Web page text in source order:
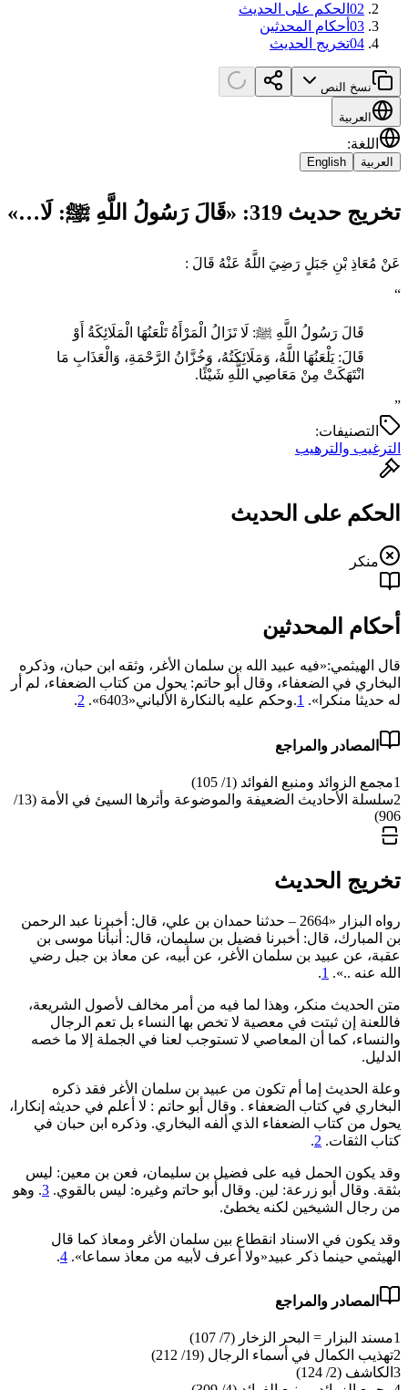
02 الحكم على الحديث
03 أحكام المحدثين
04تخريج الحديث
نسخ النص
العربية
اللغة:
العربية English
تخريج حديث 319: «قَالَ رَسُولُ اللَّهِ ﷺ: لَا…»
عَنْ مُعَاذِ بْنِ جَبَلٍ رَضِيَ اللَّهُ عَنْهُ قَالَ :
“
قَالَ رَسُولُ اللَّهِ ﷺ: لَا تَزَالُ الْمَرْأَةُ تَلْعَنُهَا الْمَلَائِكَةُ أَوْ
قَالَ: يَلْعَنُهَا اللَّهُ، وَمَلَائِكَتُهُ، وَخُزَّانُ الرَّحْمَةِ، وَالْعَذَابِ مَا
انْتَهَكَتْ مِنْ مَعَاصِي اللَّهِ شَيْئًا.
”
التصنيفات:
الترغيب والترهيب
الحكم على الحديث
منكر
أحكام المحدثين
قال الهيثمي:«فيه عبيد الله بن سلمان الأغر، وثقه ابن حبان، وذكره
البخاري في الضعفاء، وقال أبو حاتم: يحول من كتاب الضعفاء، لم أر
له حديثا منكرا». 1.وحكم عليه بالنكارة الألباني«‌‌6403». 2
.
المصادر والمراجع
1مجمع الزوائد ومنبع الفوائد (1/ 105)
2
سلسلة الأحاديث الضعيفة والموضوعة وأثرها السيئ في الأمة (13/
906)
تخريج الحديث
رواه البزار «2664 – حدثنا حمدان بن علي، قال: أخبرنا عبد الرحمن
بن المبارك، قال: أخبرنا فضيل بن سليمان، قال: أنبأنا موسى بن
عقبة، عن عبيد بن سلمان الأغر، عن أبيه، عن معاذ بن جبل رضي
الله عنه ..». 1
.
متن الحديث منكر، وهذا لما فيه من أمر مخالف لأصول الشريعة،
فاللعنة إن ثبتت في معصية لا تخص بها النساء بل تعم الرجال
والنساء، كما أن المعاصي لا تستوجب لعنا في الجملة إلا ما خصه
الدليل.
وعلة الحديث إما أم تكون من عبيد بن سلمان الأغر فقد ذكره
البخاري في كتاب الضعفاء . وقال أبو حاتم : لا أعلم في حديثه إنكارا،
يحول من كتاب الضعفاء الذي ألفه البخاري. وذكره ابن حبان في
كتاب الثقات. 2
.
وقد يكون الحمل فيه على فضيل بن سليمان، فعن بن معين: ليس
بثقة. وقال أبو زرعة: لين. وقال أبو حاتم وغيره: ليس بالقوي. 3. وهو
من رجال الشيخين لكنه يخطئ.
وقد يكون في الاسناد انقطاع بين سلمان الأغر ومعاذ كما قال
الهيثمي حينما ذكر عبيد«ولا أعرف لأبيه من معاذ سماعا». 4
.
المصادر والمراجع
1مسند البزار = البحر الزخار (7/ 107)
2تهذيب الكمال في أسماء الرجال (19/ 212)
3 الكاشف (2/ 124)